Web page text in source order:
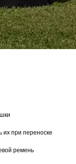
их при переноске
ремень